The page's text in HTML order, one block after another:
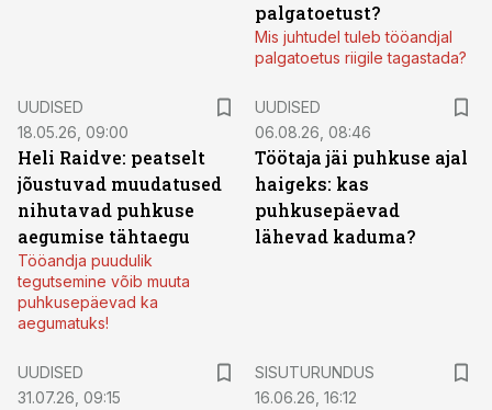
palgatoetust?
Mis juhtudel tuleb tööandjal
palgatoetus riigile tagastada?
UUDISED
18.05.26, 09:00
Heli Raidve: peatselt
jõustuvad muudatused
nihutavad puhkuse
aegumise tähtaegu
Tööandja puudulik
tegutsemine võib muuta
puhkusepäevad ka
aegumatuks!
UUDISED
06.08.26, 08:46
Töötaja jäi puhkuse ajal
haigeks: kas
puhkusepäevad
lähevad kaduma?
UUDISED
31.07.26, 09:15
SISUTURUNDUS
16.06.26, 16:12